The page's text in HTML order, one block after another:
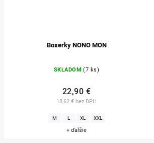
Boxerky NONO MON
SKLADOM (7 ks)
18,62 € bez DPH
22,90 €
M L XL XXL
+ ďalšie